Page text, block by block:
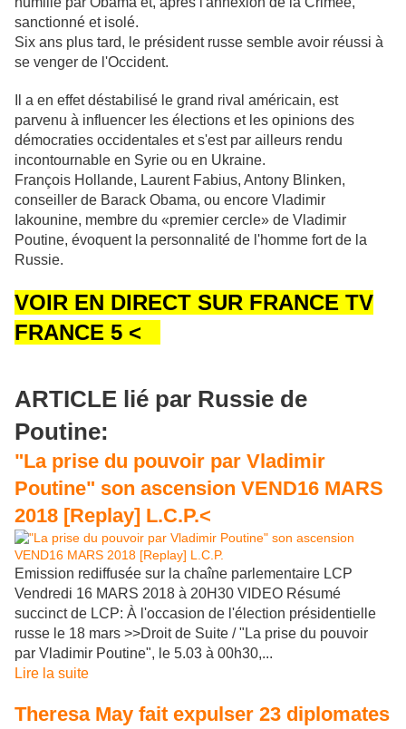
sanctionné et isolé.
Six ans plus tard, le président russe semble avoir réussi à
se venger de l'Occident.
Il a en effet déstabilisé le grand rival américain, est
parvenu à influencer les élections et les opinions des
démocraties occidentales et s'est par ailleurs rendu
incontournable en Syrie ou en Ukraine.
François Hollande, Laurent Fabius, Antony Blinken,
conseiller de Barack Obama, ou encore Vladimir
Iakounine, membre du «premier cercle» de Vladimir
Poutine, évoquent la personnalité de l'homme fort de la
Russie.
VOIR EN DIRECT SUR FRANCE TV
FRANCE 5 <
ARTICLE lié par Russie de
Poutine:
"La prise du pouvoir par Vladimir
Poutine" son ascension VEND16 MARS
2018 [Replay] L.C.P.<
Emission rediffusée sur la chaîne parlementaire LCP
Vendredi 16 MARS 2018 à 20H30 VIDEO Résumé
succinct de LCP: À l'occasion de l'élection présidentielle
russe le 18 mars >>Droit de Suite / "La prise du pouvoir
par Vladimir Poutine", le 5.03 à 00h30,...
Lire la suite
Theresa May fait expulser 23 diplomates